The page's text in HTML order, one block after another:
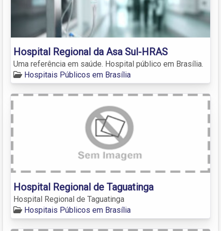
Hospital Regional da Asa Sul-HRAS
Uma referência em saúde. Hospital público em Brasília.
Hospitais Públicos em Brasília
Hospital Regional de Taguatinga
Hospital Regional de Taguatinga
Hospitais Públicos em Brasília